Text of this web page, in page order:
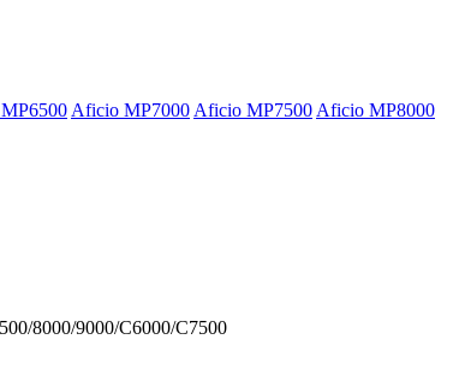
Aficio MP7000 Aficio MP7500 Aficio MP8000
8000/9000/C6000/C7500